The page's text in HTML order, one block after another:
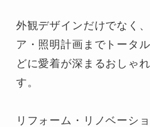
外観デザインだけでなく
ア・照明計画までトータ
どに愛着が深まるおしゃ
す。
リフォーム・リノベーシ